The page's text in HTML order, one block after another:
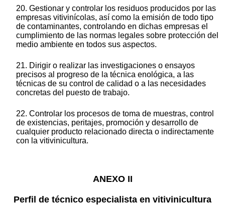
20. Gestionar y controlar los residuos producidos por las
empresas vitivinícolas, así como la emisión de todo tipo
de contaminantes, controlando en dichas empresas el
cumplimiento de las normas legales sobre protección del
medio ambiente en todos sus aspectos.
21. Dirigir o realizar las investigaciones o ensayos
precisos al progreso de la técnica enológica, a las
técnicas de su control de calidad o a las necesidades
concretas del puesto de trabajo.
22. Controlar los procesos de toma de muestras, control
de existencias, peritajes, promoción y desarrollo de
cualquier producto relacionado directa o indirectamente
con la vitivinicultura.
ANEXO II
Perfil de técnico especialista en vitivinicultura